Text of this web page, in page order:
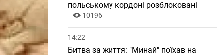
польському кордоні розблоковані
10196
14:22
Битва за життя: "Минай" поїхав на